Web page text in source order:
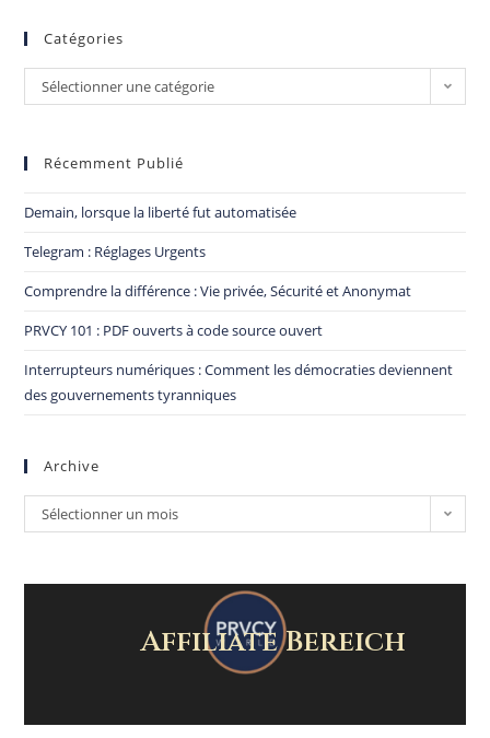
Catégories
Sélectionner une catégorie
Récemment Publié
Demain, lorsque la liberté fut automatisée
Telegram : Réglages Urgents
Comprendre la différence : Vie privée, Sécurité et Anonymat
PRVCY 101 : PDF ouverts à code source ouvert
Interrupteurs numériques : Comment les démocraties deviennent
des gouvernements tyranniques
Archive
Sélectionner un mois
Affiliate Bereich